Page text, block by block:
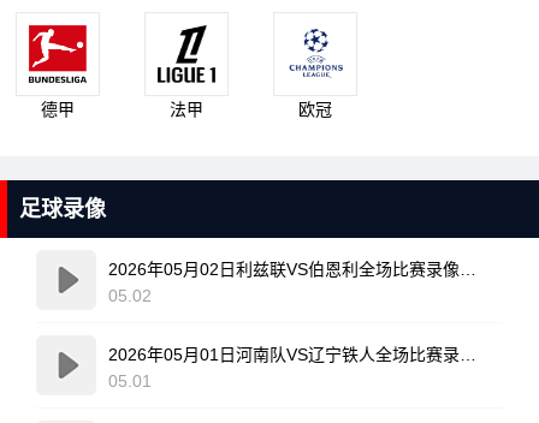
德甲 法甲 欧冠
足球录像
05.02
05.01